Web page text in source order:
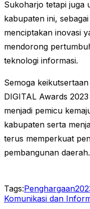
Sukoharjo tetapi juga
kabupaten ini,
menciptakan inovasi
mendorong
teknologi informasi.
Semoga
DIGITAL Awards
menjadi pemicu
kabupaten serta
terus memperkuat
pembangunan daerah.
Tags:Penghargaan
Komunikasi dan